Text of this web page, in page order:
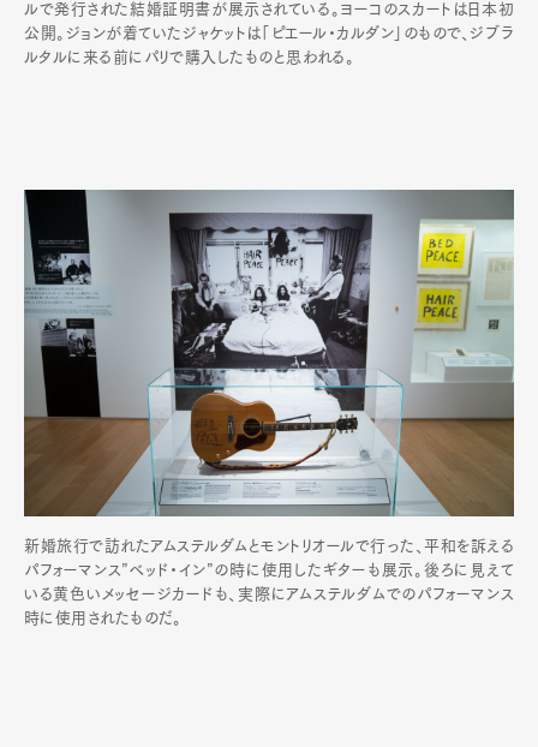
ルで発行された結婚証明書が展示されている。ヨーコのスカートは日本初
公開。ジョンが着ていたジャケットは「ピエール・カルダン」のもので、ジブラ
ルタルに来る前にパリで購入したものと思われる。
新婚旅行で訪れたアムステルダムとモントリオールで行った、平和を訴える
パフォーマンス”ベッド・イン”の時に使用したギターも展示。後ろに見えて
いる黄色いメッセージカードも、実際にアムステルダムでのパフォーマンス
時に使用されたものだ。